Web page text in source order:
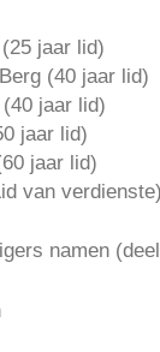
jaar lid)
(40 jaar lid)
jaar lid)
jaar lid)
jaar lid)
van
namen